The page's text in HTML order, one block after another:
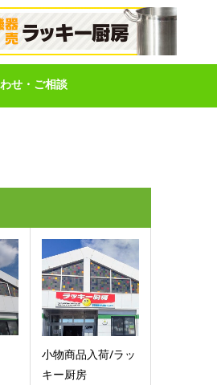
せ・ご相談
小物商品入荷/ラッ
キー厨房